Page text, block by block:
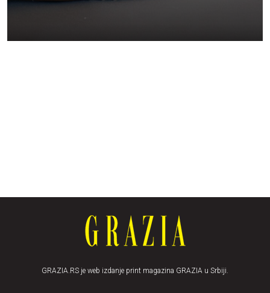
GRAZIA.RS je web izdanje print magazina GRAZIA u Srbiji.